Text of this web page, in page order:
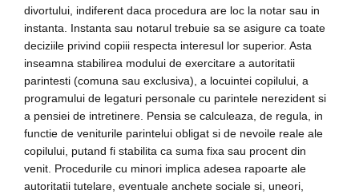
divortului, indiferent daca procedura are loc la notar sau in
instanta. Instanta sau notarul trebuie sa se asigure ca toate
deciziile privind copiii respecta interesul lor superior. Asta
inseamna stabilirea modului de exercitare a autoritatii
parintesti (comuna sau exclusiva), a locuintei copilului, a
programului de legaturi personale cu parintele nerezident si
a pensiei de intretinere. Pensia se calculeaza, de regula, in
functie de veniturile parintelui obligat si de nevoile reale ale
copilului, putand fi stabilita ca suma fixa sau procent din
venit. Procedurile cu minori implica adesea rapoarte ale
autoritatii tutelare, eventuale anchete sociale si, uneori,